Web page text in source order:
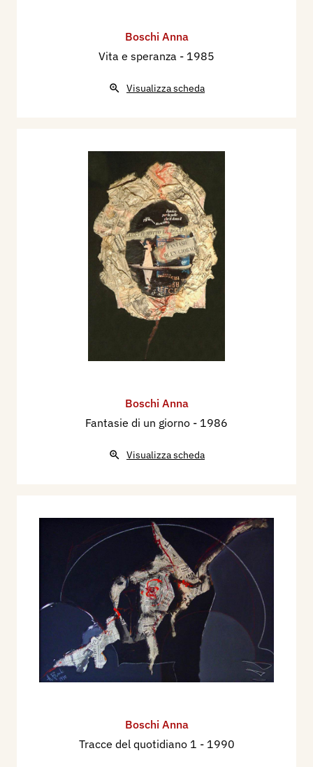
Boschi Anna
Vita e speranza - 1985
Visualizza scheda
Boschi Anna
Fantasie di un giorno - 1986
Visualizza scheda
Boschi Anna
Tracce del quotidiano 1 - 1990